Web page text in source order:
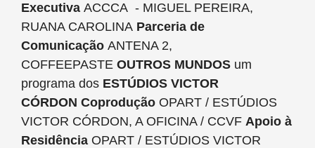
Executiva ACCCA - MIGUEL PEREIRA,
RUANA CAROLINA Parceria de
Comunicação ANTENA 2,
COFFEEPASTE OUTROS MUNDOS um
programa dos ESTÚDIOS VICTOR
CÓRDON Coprodução OPART / ESTÚDIOS
VICTOR CÓRDON, A OFICINA / CCVF Apoio à
Residência OPART / ESTÚDIOS VICTOR